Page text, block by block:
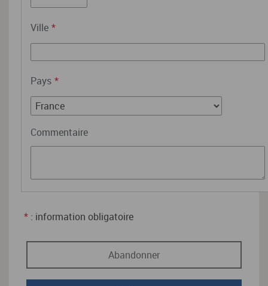
Ville *
Pays *
Commentaire
* : information obligatoire
Abandonner